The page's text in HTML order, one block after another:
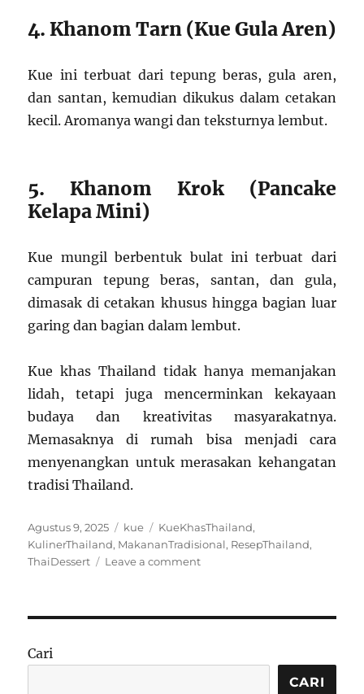
4. Khanom Tarn (Kue Gula Aren)
Kue ini terbuat dari tepung beras, gula aren,
dan santan, kemudian dikukus dalam cetakan
kecil. Aromanya wangi dan teksturnya lembut.
5. Khanom Krok (Pancake
Kelapa Mini)
Kue mungil berbentuk bulat ini terbuat dari
campuran tepung beras, santan, dan gula,
dimasak di cetakan khusus hingga bagian luar
garing dan bagian dalam lembut.
Kue khas Thailand tidak hanya memanjakan
lidah, tetapi juga mencerminkan kekayaan
budaya dan kreativitas masyarakatnya.
Memasaknya di rumah bisa menjadi cara
menyenangkan untuk merasakan kehangatan
tradisi Thailand.
Posted
on
Agustus 9, 2025 Categories
kue Tags
KueKhasThailand,
KulinerThailand, MakananTradisional, ResepThailand,
ThaiDessert
Leave a commenton
Menggugah
Cari
CARI